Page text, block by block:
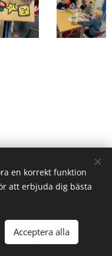
en korrekt funktion
att erbjuda dig bästa
Acceptera alla